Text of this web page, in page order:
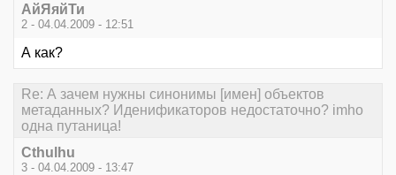
АйЯяйТи
2 - 04.04.2009 - 12:51
А как?
Re: А зачем нужны синонимы [имен] объектов
метаданных? Иденификаторов недостаточно? imho
одна путаница!
Cthulhu
3 - 04.04.2009 - 13:47